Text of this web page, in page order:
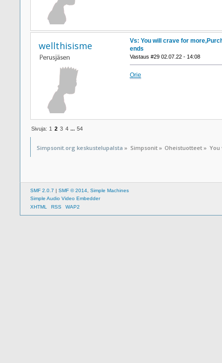
wellthisisme
Vs: You will crave for
ends
Vastaus #29 02.07.22 - 14:08
Orie
Sivuja: 1 2 3 4 ... 54
Simpsonit.org keskustelupalsta » Simpsonit» Oheistuotteet » You
SMF 2.0.7 | SMF © 2014 Simple Machines
Simple Audio Video Embedder
XHTML
RSS WAP2